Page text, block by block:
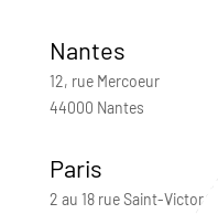
Nantes
12, rue Mercoeur
44000 Nantes
Paris
2 au 18 rue Saint-Victor